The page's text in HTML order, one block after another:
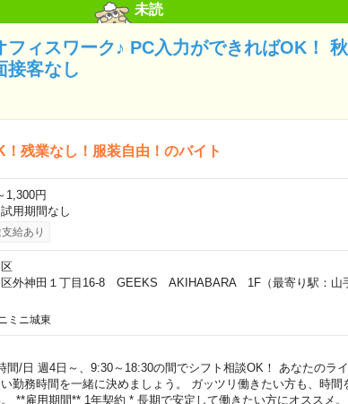
未読
フィスワーク♪ PC入力ができればOK！
接客なし
残業なし！服装自由！のバイト
1,300円
用期間なし
給あり
区外神田１丁目16-8 GEEKS AKIHABARA 1F（最寄り駅：
ミニ城東
間/日 週4日～、9:30～18:30の間でシフト相談OK！ あなたのラ
勤務時間を一緒に決めましょう。 ガッツリ働きたい方も、時間
**雇用期間** 1年契約 * 長期で安定して働きたい方にオススメ。